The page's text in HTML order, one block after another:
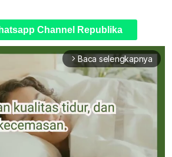
Channel Republika
arrow_forward_ios Baca selengkapnya